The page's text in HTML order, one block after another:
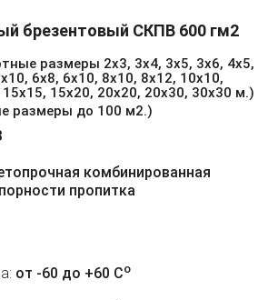
брезентовый СКПВ 600 гм2
размеры 2х3, 3х4, 3х5, 3х6, 4х5,
6х8, 6х10, 8х10, 8х12, 10х10,
15х20, 20х20, 20х30, 30х30 м.)
размеры до 100 м2.)
комбинированная
пропитка
от -60 до +60 Co